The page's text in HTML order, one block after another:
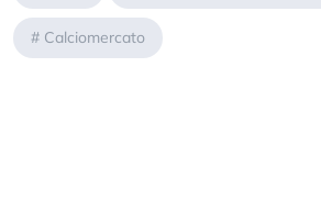
# Calciomercato